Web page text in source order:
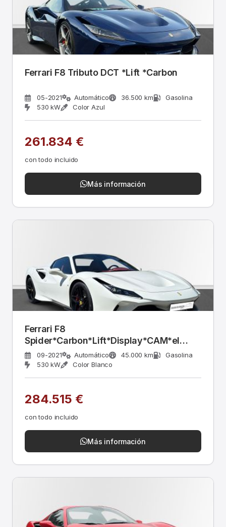
Ferrari F8 Tributo DCT *Lift *Carbon
05-2021 Automático 36.500 km
Gasolina
530 kW
Color Azul
261.834 €
con todo incluido
Más información
Ferrari F8
Spider*Carbon*Lift*Display*CAM*el
Seats09-2021 Automático 45.000 km
Gasolina
530 kW
Color Blanco
284.515 €
con todo incluido
Más información